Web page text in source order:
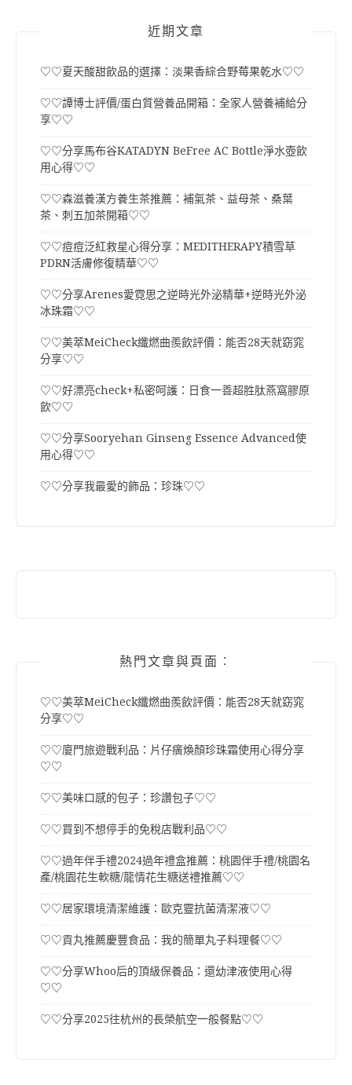
近期文章
♡♡夏天酸甜飲品的選擇：淡果香綜合野莓果乾水♡♡
♡♡譚博士評價/蛋白質營養品開箱：全家人營養補給分
享♡♡
♡♡分享馬布谷KATADYN BeFree AC Bottle淨水壺飲
用心得♡♡
♡♡森滋養漢方養生茶推薦：補氣茶、益母茶、桑葉
茶、刺五加茶開箱♡♡
♡♡痘痘泛紅救星心得分享：MEDITHERAPY積雪草
PDRN活膚修復精華♡♡
♡♡分享Arenes愛霓思之逆時光外泌精華+逆時光外泌
冰珠霜♡♡
♡♡美萃MeiCheck纖燃曲羨飲評價：能否28天就窈窕
分享♡♡
♡♡好漂亮check+私密呵護：日食一善超胜肽燕窩膠原
飲♡♡
♡♡分享Sooryehan Ginseng Essence Advanced使
用心得♡♡
♡♡分享我最愛的飾品：珍珠♡♡
熱門文章與頁面︰
♡♡美萃MeiCheck纖燃曲羨飲評價：能否28天就窈窕
分享♡♡
♡♡廈門旅遊戰利品：片仔癀煥顏珍珠霜使用心得分享
♡♡
♡♡美味口感的包子：珍讚包子♡♡
♡♡買到不想停手的免稅店戰利品♡♡
♡♡過年伴手禮2024過年禮盒推薦：桃園伴手禮/桃園名
產/桃園花生軟糖/龍情花生糖送禮推薦♡♡
♡♡居家環境清潔維護：歐克靈抗菌清潔液♡♡
♡♡貢丸推薦慶豐食品：我的簡單丸子料理餐♡♡
♡♡分享Whoo后的頂級保養品：還幼津液使用心得
♡♡
♡♡分享2025往杭州的長榮航空一般餐點♡♡